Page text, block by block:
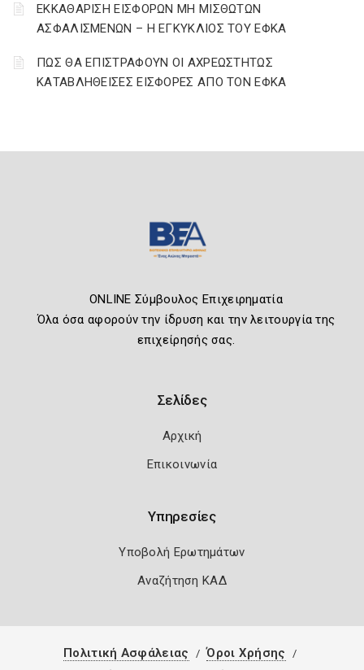
ΕΚΚΑΘΑΡΙΣΗ ΕΙΣΦΟΡΩΝ ΜΗ ΜΙΣΘΩΤΩΝ
ΑΣΦΑΛΙΣΜΕΝΩΝ – Η ΕΓΚΥΚΛΙΟΣ ΤΟΥ ΕΦΚΑ
ΠΩΣ ΘΑ ΕΠΙΣΤΡΑΦΟΥΝ ΟΙ ΑΧΡΕΩΣΤΗΤΩΣ
ΚΑΤΑΒΛΗΘΕΙΣΕΣ ΕΙΣΦΟΡΕΣ ΑΠΟ ΤΟΝ ΕΦΚΑ
ONLINE Σύμβουλος Επιχειρηματία
Όλα όσα αφορούν την ίδρυση και την λειτουργία της
επιχείρησής σας.
Σελίδες
Αρχική
Επικοινωνία
Υπηρεσίες
Υποβολή Ερωτημάτων
Αναζήτηση ΚΑΔ
Πολιτική Ασφάλειας
Όροι Χρήσης